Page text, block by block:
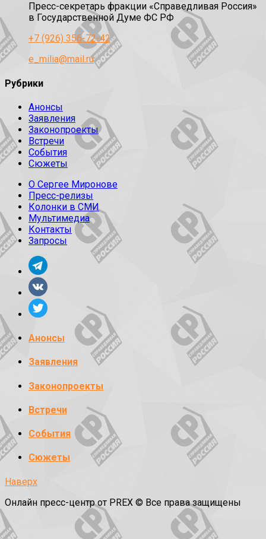
Пресс-секретарь фракции «Справедливая Россия»
в Государственной Думе ФС РФ
+7 (926) 356-72-42
e_milia@mail.ru
Рубрики
Анонсы
Заявления
Законопроекты
Встречи
События
Сюжеты
О Сергее Миронове
Пресс-релизы
Колонки в СМИ
Мультимедиа
Контакты
Запросы
Анонсы
Заявления
Законопроекты
Встречи
События
Сюжеты
Наверх
Онлайн пресс-центр от PREX © Все права защищены